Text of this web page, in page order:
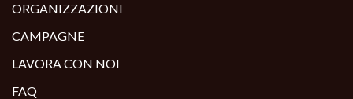
ORGANIZZAZIONI
CAMPAGNE
LAVORA CON NOI
FAQ